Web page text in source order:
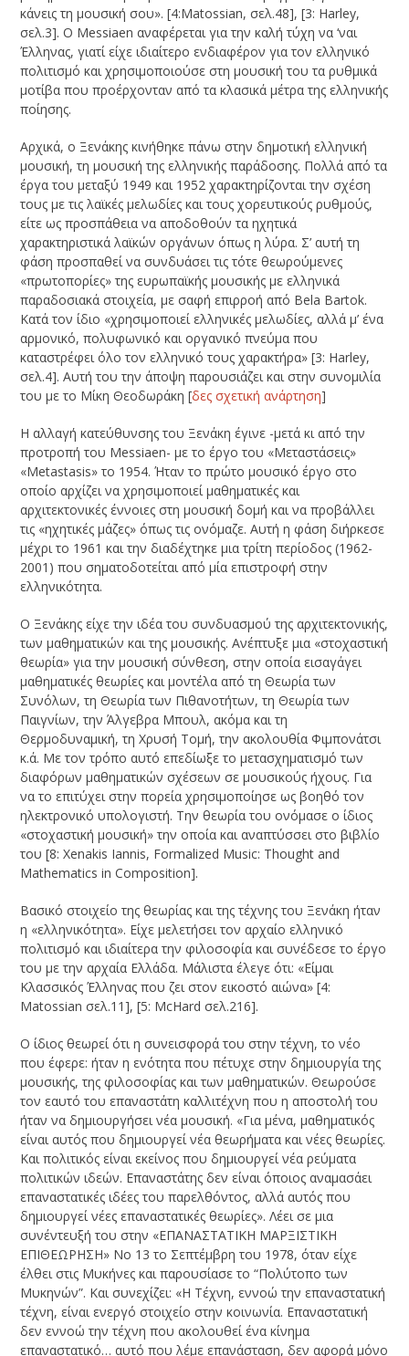
κάνεις τη μουσική σου». [4:Matossian, σελ.48], [3: Harley,
σελ.3]. Ο Messiaen αναφέρεται για την καλή τύχη να ‘ναι
Έλληνας, γιατί είχε ιδιαίτερο ενδιαφέρον για τον ελληνικό
πολιτισμό και χρησιμοποιούσε στη μουσική του τα ρυθμικά
μοτίβα που προέρχονταν από τα κλασικά μέτρα της ελληνικής
ποίησης.
Αρχικά, ο Ξενάκης κινήθηκε πάνω στην δημοτική ελληνική
μουσική, τη μουσική της ελληνικής παράδοσης. Πολλά από τα
έργα του μεταξύ 1949 και 1952 χαρακτηρίζονται την σχέση
τους με τις λαϊκές μελωδίες και τους χορευτικούς ρυθμούς,
είτε ως προσπάθεια να αποδοθούν τα ηχητικά
χαρακτηριστικά λαϊκών οργάνων όπως η λύρα. Σ’ αυτή τη
φάση προσπαθεί να συνδυάσει τις τότε θεωρούμενες
«πρωτοπορίες» της ευρωπαϊκής μουσικής με ελληνικά
παραδοσιακά στοιχεία, με σαφή επιρροή από Bela Bartok.
Κατά τον ίδιο «χρησιμοποιεί ελληνικές μελωδίες, αλλά μ’ ένα
αρμονικό, πολυφωνικό και οργανικό πνεύμα που
καταστρέφει όλο τον ελληνικό τους χαρακτήρα» [3: Harley,
σελ.4]. Αυτή του την άποψη παρουσιάζει και στην συνομιλία
του με το Μίκη Θεοδωράκη [δες σχετική ανάρτηση]
Η αλλαγή κατεύθυνσης του Ξενάκη έγινε -μετά κι από την
προτροπή του Messiaen- με το έργο του «Μεταστάσεις»
«Metastasis» το 1954. Ήταν το πρώτο μουσικό έργο στο
οποίο αρχίζει να χρησιμοποιεί μαθηματικές και
αρχιτεκτονικές έννοιες στη μουσική δομή και να προβάλλει
τις «ηχητικές μάζες» όπως τις ονόμαζε. Αυτή η φάση διήρκεσε
μέχρι το 1961 και την διαδέχτηκε μια τρίτη περίοδος (1962-
2001) που σηματοδοτείται από μία επιστροφή στην
ελληνικότητα.
Ο Ξενάκης είχε την ιδέα του συνδυασμού της αρχιτεκτονικής,
των μαθηματικών και της μουσικής. Ανέπτυξε μια «στοχαστική
θεωρία» για την μουσική σύνθεση, στην οποία εισαγάγει
μαθηματικές θεωρίες και μοντέλα από τη Θεωρία των
Συνόλων, τη Θεωρία των Πιθανοτήτων, τη Θεωρία των
Παιγνίων, την Άλγεβρα Μπουλ, ακόμα και τη
Θερμοδυναμική, τη Χρυσή Τομή, την ακολουθία Φιμπονάτσι
κ.ά. Με τον τρόπο αυτό επεδίωξε το μετασχηματισμό των
διαφόρων μαθηματικών σχέσεων σε μουσικούς ήχους. Για
να το επιτύχει στην πορεία χρησιμοποίησε ως βοηθό τον
ηλεκτρονικό υπολογιστή. Την θεωρία του ονόμασε ο ίδιος
«στοχαστική μουσική» την οποία και αναπτύσσει στο βιβλίο
του [8: Xenakis Iannis, Formalized Music: Thought and
Mathematics in Composition].
Βασικό στοιχείο της θεωρίας και της τέχνης του Ξενάκη ήταν
η «ελληνικότητα». Είχε μελετήσει τον αρχαίο ελληνικό
πολιτισμό και ιδιαίτερα την φιλοσοφία και συνέδεσε το έργο
του με την αρχαία Ελλάδα. Μάλιστα έλεγε ότι: «Είμαι
Κλασσικός Έλληνας που ζει στον εικοστό αιώνα» [4:
Matossian σελ.11], [5: McHard σελ.216].
Ο ίδιος θεωρεί ότι η συνεισφορά του στην τέχνη, το νέο
που έφερε: ήταν η ενότητα που πέτυχε στην δημιουργία της
μουσικής, της φιλοσοφίας και των μαθηματικών. Θεωρούσε
τον εαυτό του επαναστάτη καλλιτέχνη που η αποστολή του
ήταν να δημιουργήσει νέα μουσική. «Για μένα, μαθηματικός
είναι αυτός που δημιουργεί νέα θεωρήματα και νέες θεωρίες.
Και πολιτικός είναι εκείνος που δημιουργεί νέα ρεύματα
πολιτικών ιδεών. Επαναστάτης δεν είναι όποιος αναμασάει
επαναστατικές ιδέες του παρελθόντος, αλλά αυτός που
δημιουργεί νέες επαναστατικές θεωρίες». Λέει σε μια
συνέντευξή του στην «ΕΠΑΝΑΣΤΑΤΙΚΗ ΜΑΡΞΙΣΤΙΚΗ
ΕΠΙΘΕΩΡΗΣΗ» Νο 13 το Σεπτέμβρη του 1978, όταν είχε
έλθει στις Μυκήνες και παρουσίασε το “Πολύτοπο των
Μυκηνών”. Και συνεχίζει: «Η Τέχνη, εννοώ την επαναστατική
τέχνη, είναι ενεργό στοιχείο στην κοινωνία. Επαναστατική
δεν εννοώ την τέχνη που ακολουθεί ένα κίνημα
επαναστατικό… αυτό που λέμε επανάσταση, δεν αφορά μόνο